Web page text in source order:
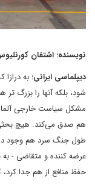
نویسنده: اشتفان
دیپلماسی ایرانی: به
شود، بلکه آنها را بزرگ
مشکل سیاست خارجی
هم صدق می‌کند. هیچ بحثی
طول جنگ سرد هم وجود
عرضه کننده و متقاضی - به
حفظ منافع از هم جدا